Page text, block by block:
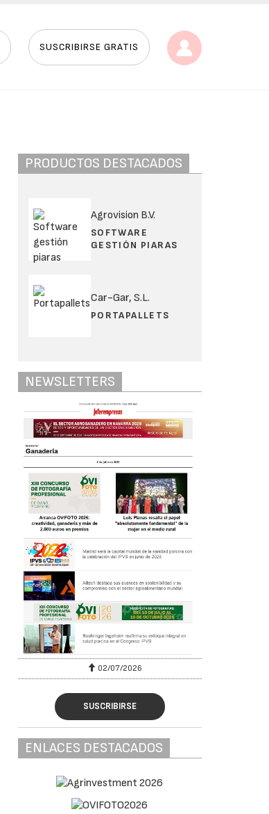
SUSCRIBIRSE GRATIS
PRODUCTOS DESTACADOS
Agrovision B.V.
SOFTWARE
GESTIÓN PIARAS
Car-Gar, S.L.
PORTAPALLETS
NEWSLETTERS
02/07/2026
SUSCRIBIRSE
ENLACES DESTACADOS